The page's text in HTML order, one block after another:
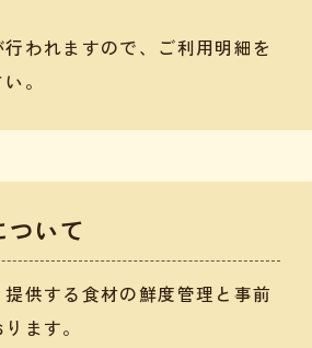
われますので、ご利用明細を
。
ついて
供する食材の鮮度管理と事前
ます。